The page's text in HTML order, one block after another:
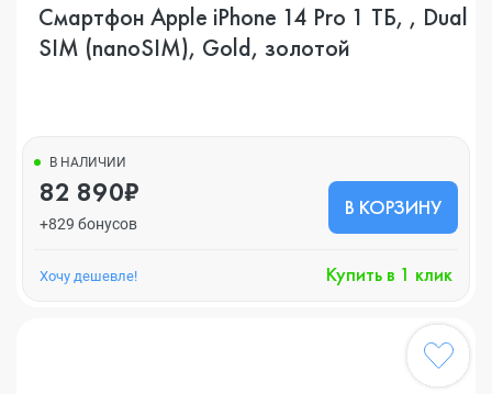
Смартфон Apple iPhone 14 Pro 1 ТБ, , Dual
SIM (nanoSIM), Gold, золотой
В НАЛИЧИИ
82 890₽
+829 бонусов
В КОРЗИНУ
Хочу дешевле! Купить в 1 клик